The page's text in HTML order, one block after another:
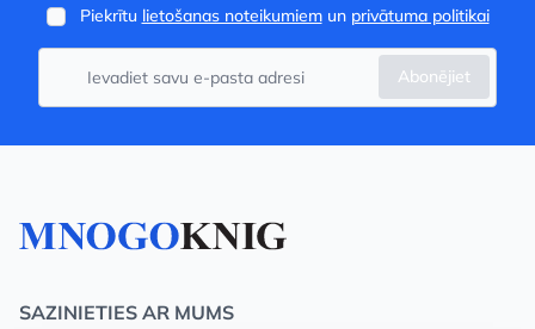
Piekrītu lietošanas noteikumiemun privātuma politikai
Abonējiet
SAZINIETIES AR MUMS